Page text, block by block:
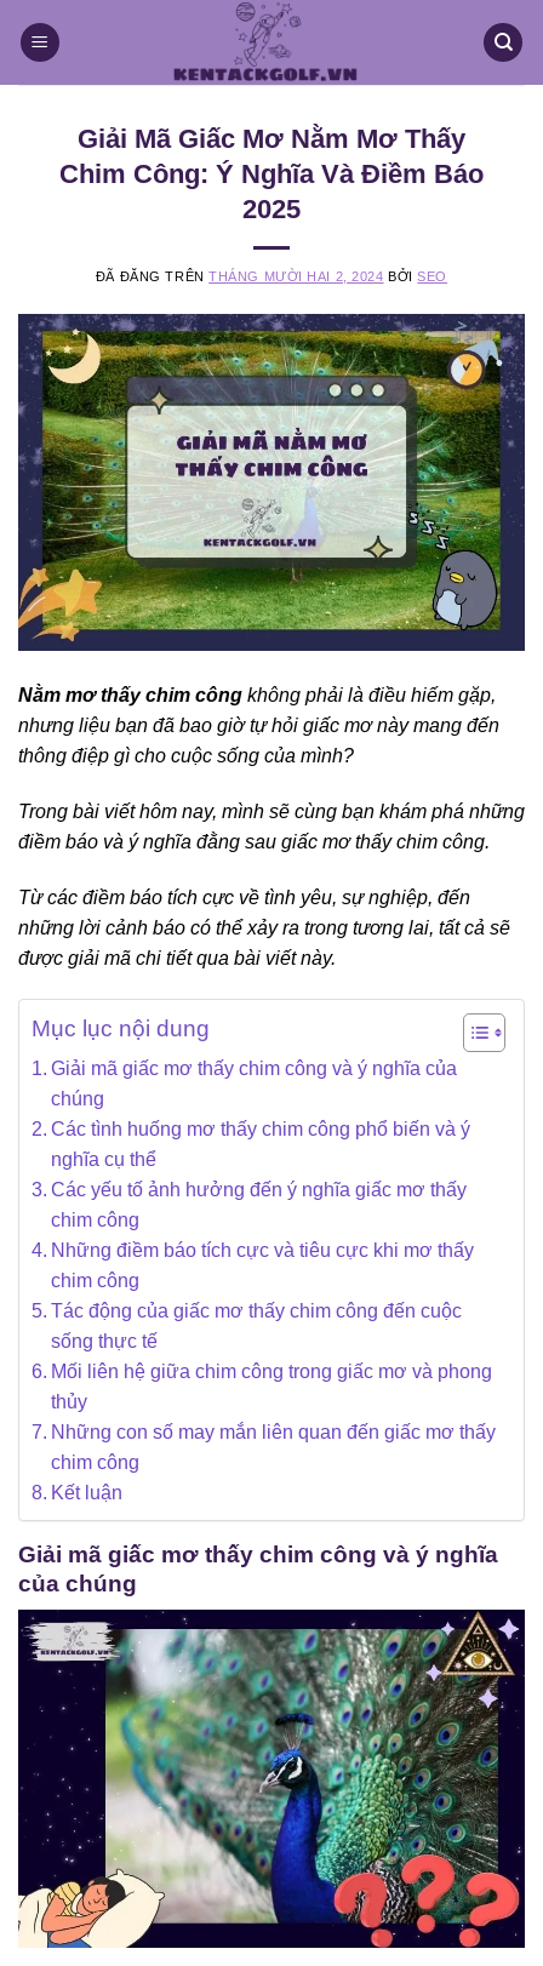
đến
Giải Mã Giấc Mơ Nằm Mơ Thấy
Chim Công: Ý Nghĩa Và Điềm Báo
2025
ĐÃ ĐĂNG TRÊNTHÁNG MƯỜI HAI 2, 2024 BỞISEO
Nằm mơ thấy chim công không phải là điều hiếm gặp,
nhưng liệu bạn đã bao giờ tự hỏi giấc mơ này mang đến
thông điệp gì cho cuộc sống của mình?
Trong bài viết hôm nay, mình sẽ cùng bạn khám phá những
điềm báo và ý nghĩa đằng sau giấc mơ thấy chim công.
Từ các điềm báo tích cực về tình yêu, sự nghiệp, đến
những lời cảnh báo có thể xảy ra trong tương lai, tất cả sẽ
được giải mã chi tiết qua bài viết này.
Mục lục nội dung
Giải mã giấc mơ thấy chim công và ý nghĩa của
chúng
Các tình huống mơ thấy chim công phổ biến và ý
nghĩa cụ thể
Các yếu tố ảnh hưởng đến ý nghĩa giấc mơ thấy
chim công
Những điềm báo tích cực và tiêu cực khi mơ thấy
chim công
Tác động của giấc mơ thấy chim công đến cuộc
sống thực tế
Mối liên hệ giữa chim công trong giấc mơ và phong
thủy
Những con số may mắn liên quan đến giấc mơ thấy
chim công
Kết luận
Giải mã giấc mơ thấy chim công và ý nghĩa
của chúng